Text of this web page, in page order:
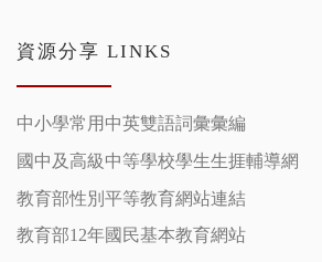
資源分享 LINKS
中小學常用中英雙語詞彙彙編
國中及高級中等學校學生生捱輔導網
教育部性別平等教育網站連結
教育部12年國民基本教育網站